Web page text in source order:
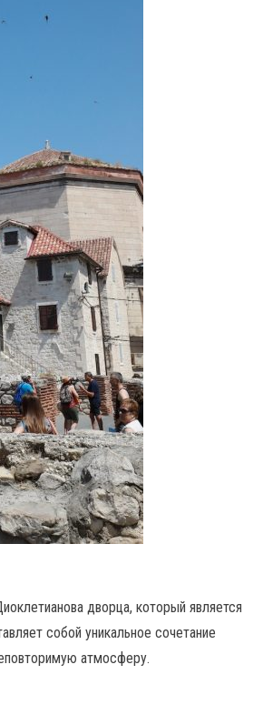
дворца, который является
собой уникальное сочетание
атмосферу.